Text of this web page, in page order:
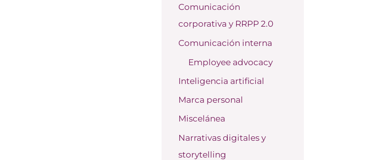
p
o
r
Comunicación
corporativa y RRPP 2.0
Comunicación interna
Employee advocacy
Inteligencia artificial
Marca personal
Miscelánea
Narrativas digitales y
storytelling